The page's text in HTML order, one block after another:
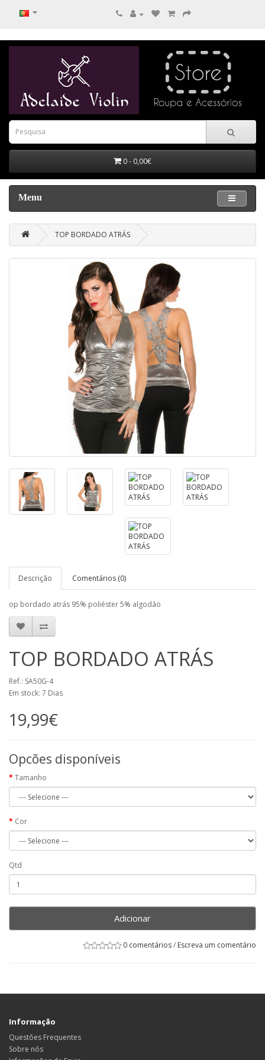
0 - 0,00€
Menu
TOP BORDADO ATRÁS
Descrição Comentários (0)
op bordado atrás 95% poliéster 5% algodão
TOP BORDADO ATRÁS
Ref.: SA50G-4
Em stock: 7 Dias
19,99€
Opcões disponíveis
Tamanho
Cor
Qtd
Adicionar
0 comentários/ Escreva um comentário
Informação
Questões Frequentes
Sobre nós